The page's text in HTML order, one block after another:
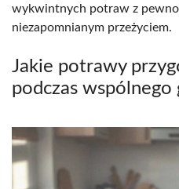
wykwintnych potraw z
niezapomnianym przeżyciem.
Jakie potrawy
podczas wspólnego